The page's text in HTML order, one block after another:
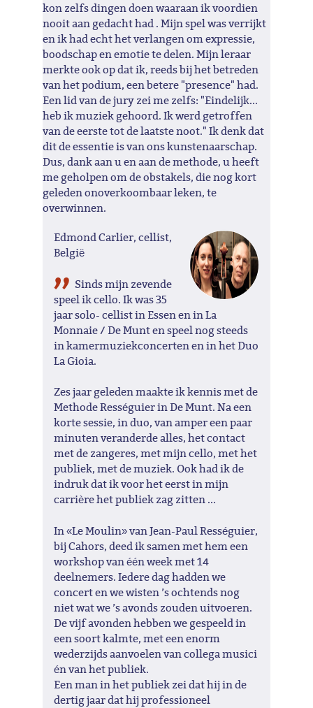
kon zelfs dingen doen waaraan ik voordien
nooit aan gedacht had . Mijn spel was verrijkt
en ik had echt het verlangen om expressie,
boodschap en emotie te delen. Mijn leraar
merkte ook op dat ik, reeds bij het betreden
van het podium, een betere "presence" had.
Een lid van de jury zei me zelfs: "Eindelijk...
heb ik muziek gehoord. Ik werd getroffen
van de eerste tot de laatste noot." Ik denk dat
dit de essentie is van ons kunstenaarschap.
Dus, dank aan u en aan de methode, u heeft
me geholpen om de obstakels, die nog kort
geleden onoverkoombaar leken, te
overwinnen.
Edmond Carlier, cellist,
België
Sinds mijn zevende
speel ik cello. Ik was 35
jaar solo- cellist in Essen en in La
Monnaie / De Munt en speel nog steeds
in kamermuziekconcerten en in het Duo
La Gioia.
Zes jaar geleden maakte ik kennis met de
Methode Rességuier in De Munt. Na een
korte sessie, in duo, van amper een paar
minuten veranderde alles, het contact
met de zangeres, met mijn cello, met het
publiek, met de muziek. Ook had ik de
indruk dat ik voor het eerst in mijn
carrière het publiek zag zitten ...
In «Le Moulin» van Jean-Paul Rességuier,
bij Cahors, deed ik samen met hem een
workshop van één week met 14
deelnemers. Iedere dag hadden we
concert en we wisten ’s ochtends nog
niet wat we ’s avonds zouden uitvoeren.
De vijf avonden hebben we gespeeld in
een soort kalmte, met een enorm
wederzijds aanvoelen van collega musici
én van het publiek.
Een man in het publiek zei dat hij in de
dertig jaar dat hij professioneel